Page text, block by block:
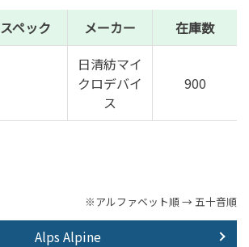
スペック メーカー 在庫数
日清紡マイ
クロデバイ
ス
900
※アルファベット順 → 五十音順
Alps Alpine